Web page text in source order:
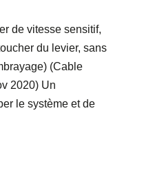
de vitesse sensitif,
du levier, sans
(Cable
2020) Un
le système et de